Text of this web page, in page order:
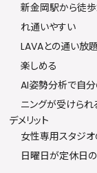
新金岡駅から徒歩
れ通いやすい
LAVAとの通い放
楽しめる
AI姿勢分析で自分
ニングが受けられ
デメリット
女性専用スタジ
日曜日が定休日